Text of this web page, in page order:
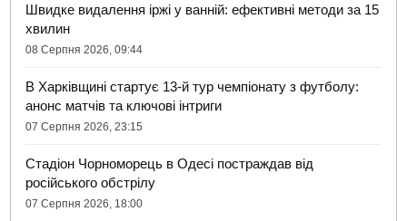
Швидке видалення іржі у ванній: ефективні методи за 15
хвилин
08 Серпня 2026, 09:44
В Харківщині стартує 13-й тур чемпіонату з футболу:
анонс матчів та ключові інтриги
07 Серпня 2026, 23:15
Стадіон Чорноморець в Одесі постраждав від
російського обстрілу
07 Серпня 2026, 18:00